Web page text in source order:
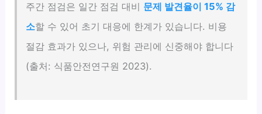
주간 점검은 일간 점검 대비 문제 발견율이 15% 감
소할 수 있어 초기 대응에 한계가 있습니다. 비용
절감 효과가 있으나, 위험 관리에 신중해야 합니다
(출처: 식품안전연구원 2023).